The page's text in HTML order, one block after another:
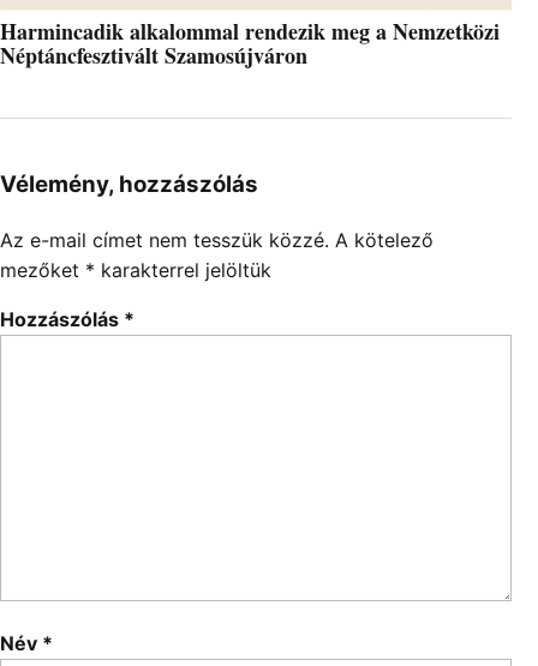
Harmincadik alkalommal rendezik meg a Nemzetközi
Néptáncfesztivált Szamosújváron
Vélemény, hozzászólás
Az e-mail címet nem tesszük közzé. A kötelező
mezőket * karakterrel jelöltük
Hozzászólás *
Név *